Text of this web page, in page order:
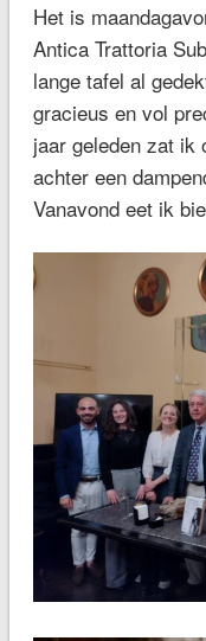
Het is
Antica Trattoria
lange tafel al
gracieus en vol
jaar geleden zat ik
achter een
Vanavond eet ik